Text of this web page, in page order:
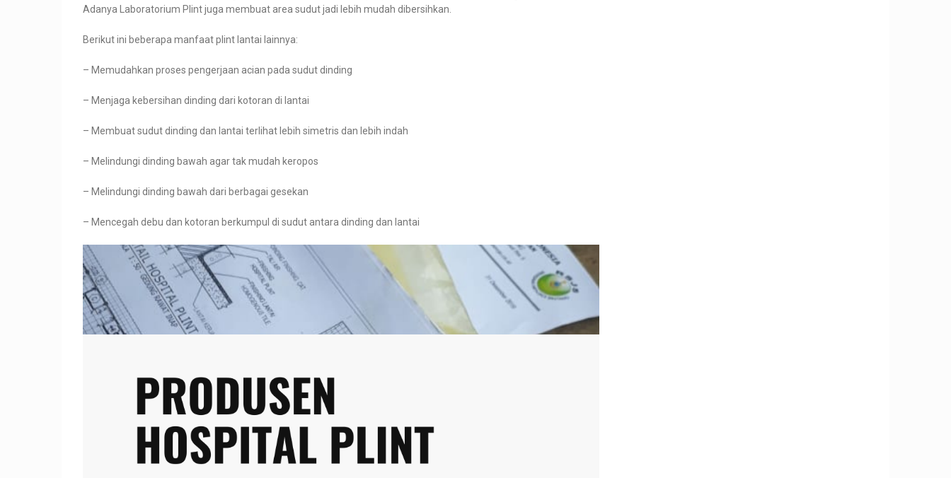
Adanya Laboratorium Plint juga membuat area sudut jadi lebih mudah dibersihkan.
Berikut ini beberapa manfaat plint lantai lainnya:
– Memudahkan proses pengerjaan acian pada sudut dinding
– Menjaga kebersihan dinding dari kotoran di lantai
– Membuat sudut dinding dan lantai terlihat lebih simetris dan lebih indah
– Melindungi dinding bawah agar tak mudah keropos
– Melindungi dinding bawah dari berbagai gesekan
– Mencegah debu dan kotoran berkumpul di sudut antara dinding dan lantai